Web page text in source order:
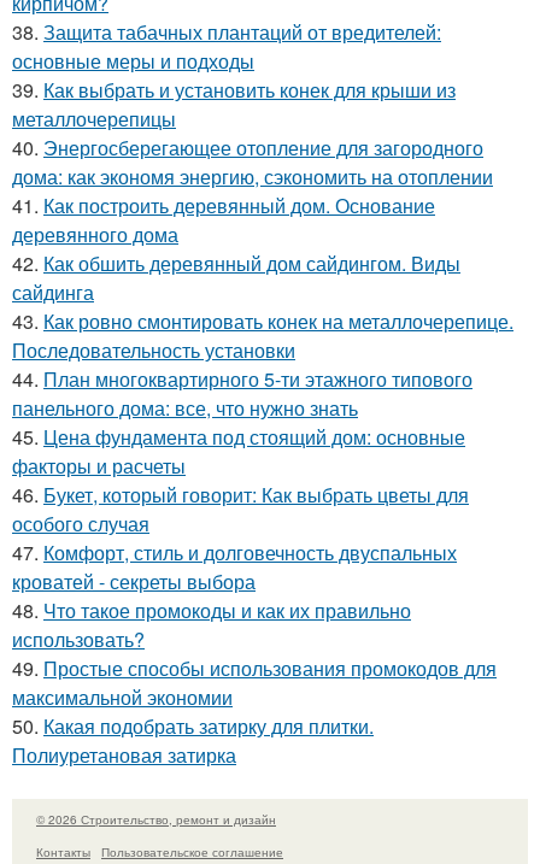
38. Защита табачных плантаций от вредителей:
основные меры и подходы
39. Как выбрать и установить конек для крыши из
металлочерепицы
40. Энергосберегающее отопление для загородного
дома: как экономя энергию, сэкономить на отоплении
41. Как построить деревянный дом. Основание
деревянного дома
42. Как обшить деревянный дом сайдингом. Виды
сайдинга
43. Как ровно смонтировать конек на металлочерепице.
Последовательность установки
44. План многоквартирного 5-ти этажного типового
панельного дома: все, что нужно знать
45. Цена фундамента под стоящий дом: основные
факторы и расчеты
46. Букет, который говорит: Как выбрать цветы для
особого случая
47. Комфорт, стиль и долговечность двуспальных
кроватей - секреты выбора
48. Что такое промокоды и как их правильно
использовать?
49. Простые способы использования промокодов для
максимальной экономии
50. Какая подобрать затирку для плитки.
Полиуретановая затирка
© 2026 Строительство, ремонт и дизайн
Контакты
Пользовательское соглашение